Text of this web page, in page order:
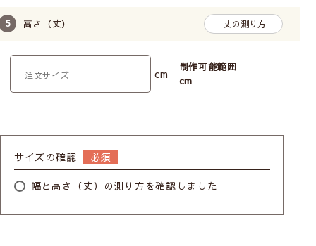
高さ（丈） 丈の測り方
cm
制作可能範囲
cm
サイズの確認
幅と高さ（丈）の測り方を確認しました